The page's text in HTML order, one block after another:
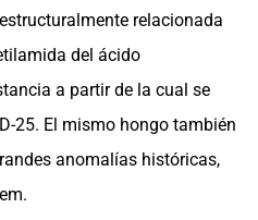
relacionada
del ácido
a partir de la cual se
25. El mismo hongo también
anomalías históricas,